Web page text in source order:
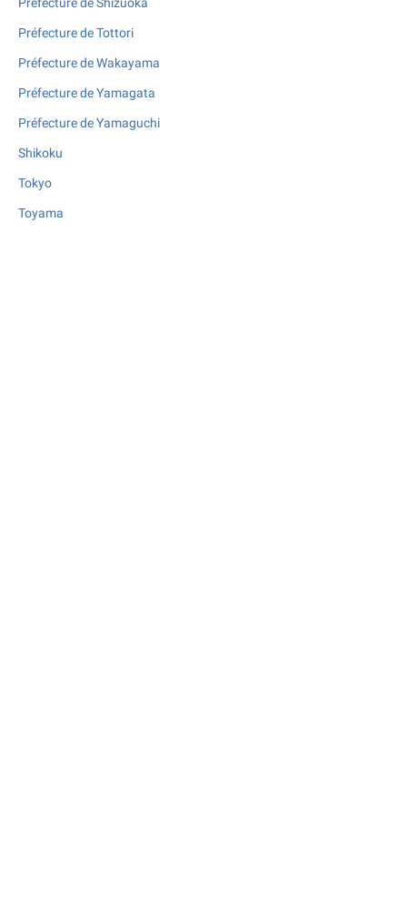
Préfecture de Tottori
Préfecture de Wakayama
Préfecture de Yamagata
Préfecture de Yamaguchi
Shikoku
Tokyo
Toyama